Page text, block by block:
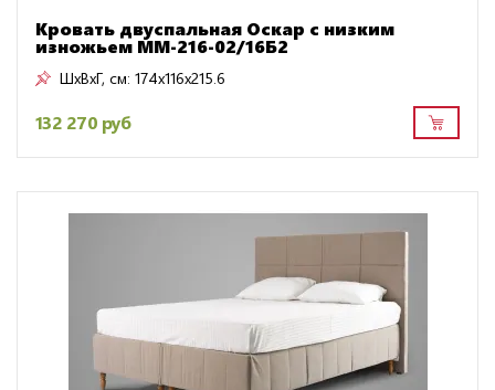
Кровать двуспальная Оскар с низким
изножьем ММ-216-02/16Б2
ШxВxГ, см: 174x116x215.6
132 270 руб